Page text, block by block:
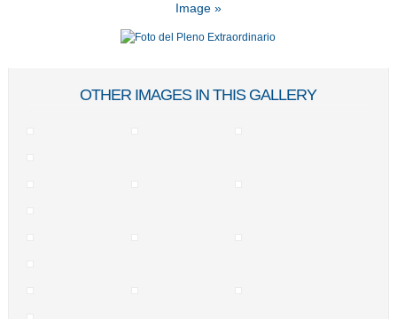
Image »
OTHER IMAGES IN THIS GALLERY